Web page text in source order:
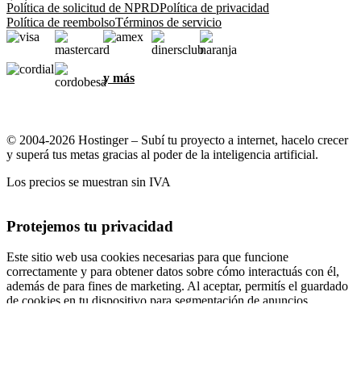
Política de solicitud de NPRDPolítica de privacidad
Política de reembolsoTérminos de servicio
y más
© 2004-2026 Hostinger – Subí tu proyecto a internet, hacelo crecer
y superá tus metas gracias al poder de la inteligencia artificial.
Los precios se muestran sin IVA
Protejemos tu privacidad
Este sitio web usa cookies necesarias para que funcione
correctamente y para obtener datos sobre cómo interactuás con él,
además de para fines de marketing. Al aceptar, permitís el guardado
de cookies en tu dispositivo para segmentación de anuncios,